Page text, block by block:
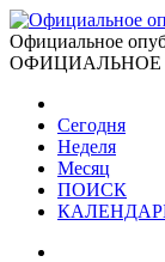
Официальное
ОФИЦИАЛЬНОЕ
Сегодня
Неделя
Месяц
ПОИСК